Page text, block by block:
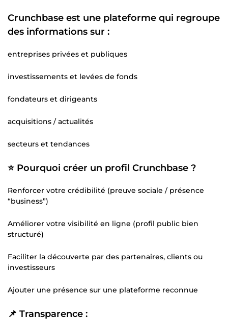
Crunchbase est une plateforme qui regroupe
des informations sur :
entreprises privées et publiques
investissements et levées de fonds
fondateurs et dirigeants
acquisitions / actualités
secteurs et tendances
⭐ Pourquoi créer un profil Crunchbase ?
Renforcer votre crédibilité (preuve sociale / présence
“business”)
Améliorer votre visibilité en ligne (profil public bien
structuré)
Faciliter la découverte par des partenaires, clients ou
investisseurs
Ajouter une présence sur une plateforme reconnue
📌 Transparence :